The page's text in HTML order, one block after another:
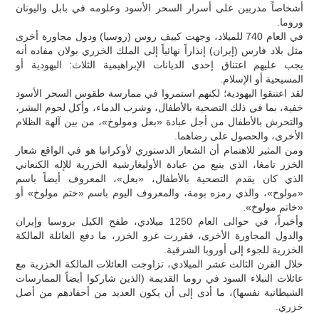
أشخاصاً مدربين على أسرار السحر الأسود وعلومه في بابل واليونان
وروما.
في العام 740 للميلاد، وجهت كييف روس (روسيا) ودول مجاورة أخرى
مثل بلاد فارس (إيران) إنذاراً نهائياً إلى الملك الخزري بولان مفاده أنه
يجب عليهم اعتناق إحدى الديانات الإبراهيمية الثلاث: اليهودية أو
المسيحية أو الإسلام.
لقد اعتنقوا اليهودية؛ لكنهم استمروا في ممارسة طقوس السحر الأسود
خفية، بما في ذلك التضحية بالأطفال، وشرب الدماء، وأكل لحوم البشر،
والتحرش بالأطفال من أجل عبادة «بعل ومولوخ»، من بين آلهة الظلام
الأخرى، والحصول على رضاهما.
ومن المثير للاهتمام أن الشعار الدستوري لأوكرانيا هو في الواقع شعار
الخزر تامغا، الذي ينبع من عبادة الأوليغارشية الخزرية للإله الكنعاني
الذي كان يقدم التضحية بالأطفال، «بعل»، المعروف أيضاً باسم
«مولوخ»، والذي رمزه بومة، والمعروف اليوم باسم «ختم مولوخ» أو
«خاتم مولوخ».
وأخيراً، في حوالى العام 1250 ميلادي، طفح الكيل بروسيا وإيران
والدول المجاورة الأخرى، فقررت غزو الخزر، ما دفع العائلة المالكة
الخزرية للجوء إلى أوروبا الشرقية.
خلال القرن الثالث عشر الميلادي، تزاوجت العائلات المالكة الخزرية مع
عائلات النبلاء السود في روما القديمة (الذين شاركوا أيضاً الممارسات
الشيطانية نفسها)، ما أدى إلى أن يكون العديد من أحفادهم من أصل
خزري.